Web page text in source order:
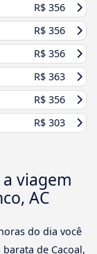
R$ 356
R$ 356
R$ 356
R$ 363
R$ 356
R$ 303
viagem
AC
do dia você
de Cacoal,